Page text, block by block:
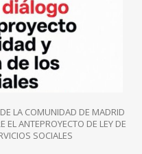
LA COMUNIDAD DE MADRID
ANTEPROYECTO DE LEY DE
SOCIALES